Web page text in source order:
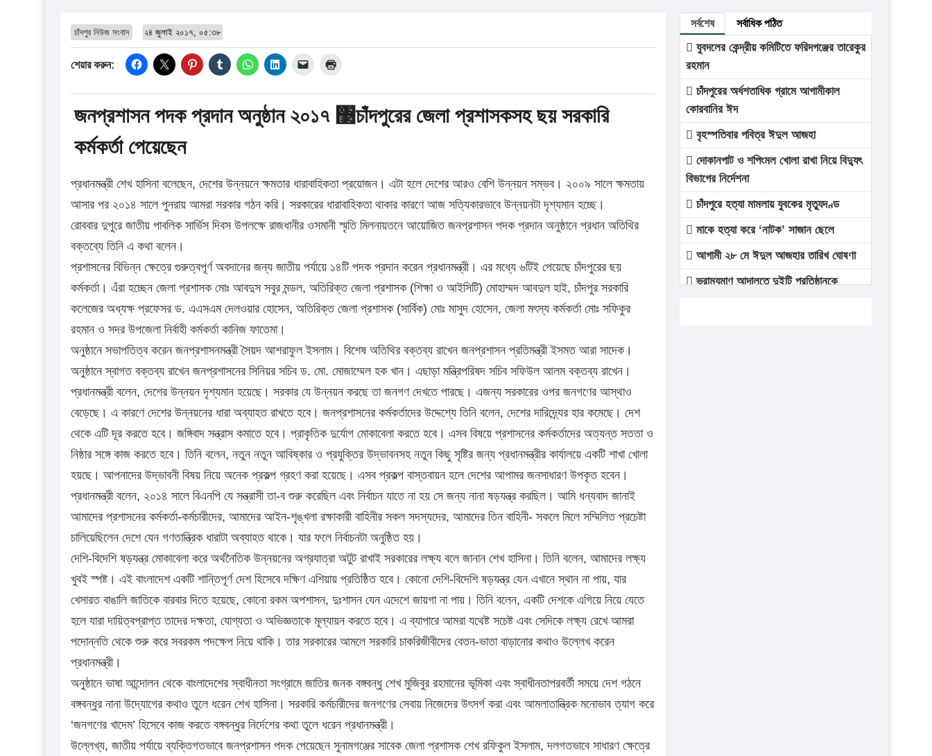
চাঁদপুর নিউজ সংবাদ ২৪ জুলাই ২০১৭, ০৫:৩৮
শেয়ার করুন:
জনপ্রশাসন পদক প্রদান অনুষ্ঠান ২০১৭ ঳চাঁদপুরের জেলা প্রশাসকসহ ছয় সরকারি
কর্মকর্তা পেয়েছেন
প্রধানমন্ত্রী শেখ হাসিনা বলেছেন, দেশের উন্নয়নে ক্ষমতার ধারাবাহিকতা প্রয়োজন। এটা হলে দেশের আরও বেশি উন্নয়ন সম্ভব। ২০০৯ সালে ক্ষমতায়
আসার পর ২০১৪ সালে পুনরায় আমরা সরকার গঠন করি। সরকারের ধারাবাহিকতা থাকার কারণে আজ সত্যিকারভাবে উন্নয়নটা দৃশ্যমান হচ্ছে।
রোববার দুপুরে জাতীয় পাবলিক সার্ভিস দিবস উপলক্ষে রাজধানীর ওসমানী স্মৃতি মিলনায়তনে আয়োজিত জনপ্রশাসন পদক প্রদান অনুষ্ঠানে প্রধান অতিথির
বক্তব্যে তিনি এ কথা বলেন।
প্রশাসনের বিভিন্ন ক্ষেত্রে গুরুত্বপূর্ণ অবদানের জন্য জাতীয় পর্যায়ে ১৪টি পদক প্রদান করেন প্রধানমন্ত্রী। এর মধ্যে ৬টিই পেয়েছে চাঁদপুরের ছয়
কর্মকর্তা। এঁরা হচ্ছেন জেলা প্রশাসক মোঃ আবদুস সবুর মন্ডল, অতিরিক্ত জেলা প্রশাসক (শিক্ষা ও আইসিটি) মোহাম্মদ আবদুল হাই, চাঁদপুর সরকারি
কলেজের অধ্যক্ষ প্রফেসর ড. এএসএম দেলওয়ার হোসেন, অতিরিক্ত জেলা প্রশাসক (সার্বিক) মোঃ মাসুদ হোসেন, জেলা মৎস্য কর্মকর্তা মোঃ সফিকুর
রহমান ও সদর উপজেলা নির্বাহী কর্মকর্তা কানিজ ফাতেমা।
অনুষ্ঠানে সভাপতিত্ব করেন জনপ্রশাসনমন্ত্রী সৈয়দ আশরাফুল ইসলাম। বিশেষ অতিথির বক্তব্য রাখেন জনপ্রশাসন প্রতিমন্ত্রী ইসমত আরা সাদেক।
অনুষ্ঠানে স্বাগত বক্তব্য রাখেন জনপ্রশাসনের সিনিয়র সচিব ড. মো. মোজাম্মেল হক খান। এছাড়া মন্ত্রিপরিষদ সচিব সফিউল আলম বক্তব্য রাখেন।
প্রধানমন্ত্রী বলেন, দেশের উন্নয়ন দৃশ্যমান হয়েছে। সরকার যে উন্নয়ন করছে তা জনগণ দেখতে পারছে। এজন্য সরকারের ওপর জনগণের আস্থাও
বেড়েছে। এ কারণে দেশের উন্নয়নের ধারা অব্যাহত রাখতে হবে। জনপ্রশাসনের কর্মকর্তাদের উদ্দেশ্যে তিনি বলেন, দেশের দারিদ্র্যের হার কমেছে। দেশ
থেকে এটি দূর করতে হবে। জঙ্গিবাদ সন্ত্রাস কমাতে হবে। প্রাকৃতিক দুর্যোগ মোকাবেলা করতে হবে। এসব বিষয়ে প্রশাসনের কর্মকর্তাদের অত্যন্ত সততা ও
নিষ্ঠার সঙ্গে কাজ করতে হবে। তিনি বলেন, নতুন নতুন আবিষ্কার ও প্রযুক্তির উদ্ভাবনসহ নতুন কিছু সৃষ্টির জন্য প্রধানমন্ত্রীর কার্যালয়ে একটি শাখা খোলা
হয়ছে। আপনাদের উদ্ভাবনী বিষয় নিয়ে অনেক প্রকল্প গ্রহণ করা হয়েছে। এসব প্রকল্প বাস্তবায়ন হলে দেশের আপামর জনসাধারণ উপকৃত হবেন।
প্রধানমন্ত্রী বলেন, ২০১৪ সালে বিএনপি যে সন্ত্রাসী তা-ব শুরু করেছিল এবং নির্বাচন যাতে না হয় সে জন্য নানা ষড়যন্ত্র করছিল। আমি ধন্যবাদ জানাই
আমাদের প্রশাসনের কর্মকর্তা-কর্মচারীদের, আমাদের আইন-শৃঙ্খলা রক্ষাকারী বাহিনীর সকল সদস্যদের, আমাদের তিন বাহিনী- সকলে মিলে সম্মিলিত প্রচেষ্টা
চালিয়েছিলেন দেশে যেন গণতান্ত্রিক ধারাটা অব্যাহত থাকে। যার ফলে নির্বাচনটা অনুষ্ঠিত হয়।
দেশি-বিদেশি ষড়যন্ত্র মোকাবেলা করে অর্থনৈতিক উন্নয়নের অগ্রযাত্রা অটুট রাখাই সরকারের লক্ষ্য বলে জানান শেখ হাসিনা। তিনি বলেন, আমাদের লক্ষ্য
খুবই স্পষ্ট। এই বাংলাদেশ একটি শান্তিপূর্ণ দেশ হিসেবে দক্ষিণ এশিয়ায় প্রতিষ্ঠিত হবে। কোনো দেশি-বিদেশি ষড়যন্ত্র যেন এখানে স্থান না পায়, যার
খেসারত বাঙালি জাতিকে বারবার দিতে হয়েছে, কোনো রকম অপশাসন, দুঃশাসন যেন এদেশে জায়গা না পায়। তিনি বলেন, একটি দেশকে এগিয়ে নিয়ে যেতে
হলে যারা দায়িত্বপ্রাপ্ত তাদের দক্ষতা, যোগ্যতা ও অভিজ্ঞতাকে মূল্যায়ন করতে হবে। এ ব্যাপারে আমরা যথেষ্ট সচেষ্ট এবং সেদিকে লক্ষ্য রেখে আমরা
পদোন্নতি থেকে শুরু করে সবরকম পদক্ষেপ নিয়ে থাকি। তার সরকারের আমলে সরকারি চাকরিজীবীদের বেতন-ভাতা বাড়ানোর কথাও উল্লেখ করেন
প্রধানমন্ত্রী।
অনুষ্ঠানে ভাষা আন্দোলন থেকে বাংলাদেশের স্বাধীনতা সংগ্রামে জাতির জনক বঙ্গবন্ধু শেখ মুজিবুর রহমানের ভূমিকা এবং স্বাধীনতাপরবর্তী সময়ে দেশ গঠনে
বঙ্গবন্ধুর নানা উদ্যোগের কথাও তুলে ধরেন শেখ হাসিনা। সরকারি কর্মচারীদের জনগণের সেবায় নিজেদের উৎসর্গ করা এবং আমলাতান্ত্রিক মনোভাব ত্যাগ করে
‘জনগণের খাদেম’ হিসেবে কাজ করতে বঙ্গবন্ধুর নির্দেশের কথা তুলে ধরেন প্রধানমন্ত্রী।
উল্লেখ্য, জাতীয় পর্যায়ে ব্যক্তিগতভাবে জনপ্রশাসন পদক পেয়েছেন সুনামগঞ্জের সাবেক জেলা প্রশাসক শেখ রফিকুল ইসলাম, দলগতভাবে সাধারণ ক্ষেত্রে
সর্বশেষ সর্বাধিক পঠিত
যুবদলের কেন্দ্রীয় কমিটিতে ফরিদগঞ্জের তারেকুর
রহমান
চাঁদপুরের অর্ধশতাধিক গ্রামে আগামীকাল
কোরবানির ঈদ
বৃহস্পতিবার পবিত্র ঈদুল আজহা
দোকানপাট ও শপিংমল খোলা রাখা নিয়ে বিদ্যুৎ
বিভাগের নির্দেশনা
চাঁদপুরে হত্যা মামলায় যুবকের মৃত্যুদণ্ড
মাকে হত্যা করে ‘নাটক’ সাজান ছেলে
আগামী ২৮ মে ঈদুল আজহার তারিখ ঘোষণা
ভ্রাম্যমাণ আদালতে দুইটি প্রতিষ্ঠানকে